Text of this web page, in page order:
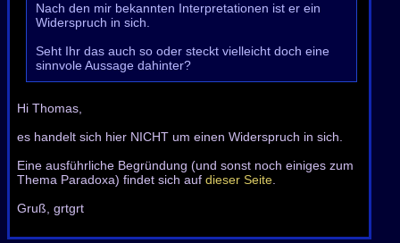
Nach den mir bekannten Interpretationen ist er ein
Widerspruch in sich.
Seht Ihr das auch so oder steckt vielleicht doch eine
sinnvole Aussage dahinter?
Hi Thomas,
es handelt sich hier NICHT um einen Widerspruch in sich.
Eine ausführliche Begründung (und sonst noch einiges zum
Thema Paradoxa) findet sich auf dieser Seite.
Gruß, grtgrt